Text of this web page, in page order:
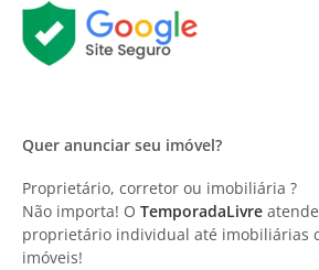
Quer anunciar seu imóvel?
Proprietário, corretor ou imobiliária ?
Não importa! O TemporadaLivre
proprietário individual até imobiliárias
imóveis!